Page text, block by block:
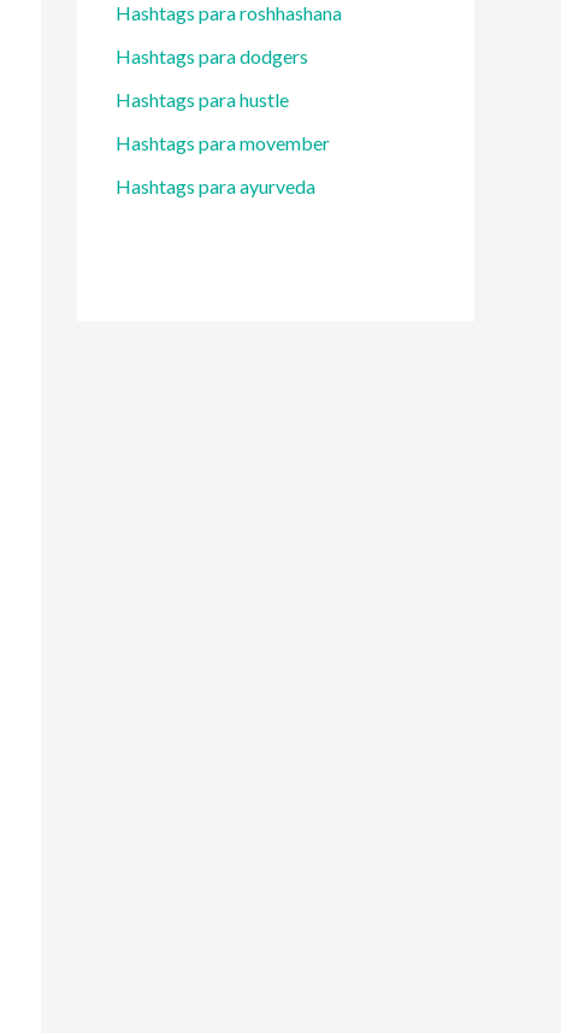
Hashtags para roshhashana
Hashtags para dodgers
Hashtags para hustle
Hashtags para movember
Hashtags para ayurveda